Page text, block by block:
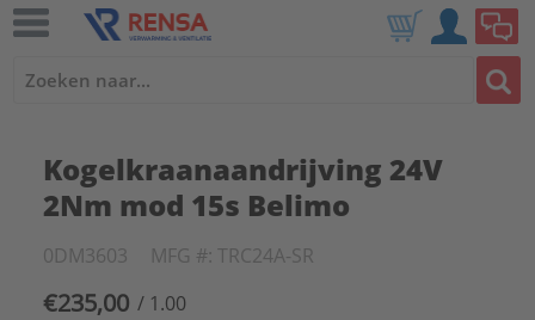
Kogelkraanaandrijving 24V
2Nm mod 15s Belimo
0DM3603 MFG #: TRC24A-SR
€235,00 / 1.00